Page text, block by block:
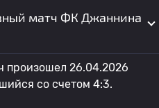
матч ФК Джаннина
произошел 26.04.2026
со счетом 4:3.